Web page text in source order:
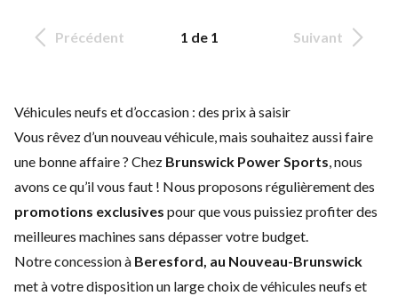
Précédent 1 de 1 Suivant
Véhicules neufs et d’occasion : des prix à saisir
Vous rêvez d’un nouveau véhicule, mais souhaitez aussi faire
une bonne affaire ? Chez Brunswick Power Sports, nous
avons ce qu’il vous faut ! Nous proposons régulièrement des
promotions exclusives pour que vous puissiez profiter des
meilleures machines sans dépasser votre budget.
Notre concession à Beresford, au Nouveau-Brunswick
met à votre disposition un large choix devéhicules neufs et